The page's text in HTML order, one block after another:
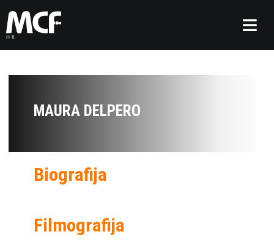
MAURA DELPERO
Biografija
Filmografija